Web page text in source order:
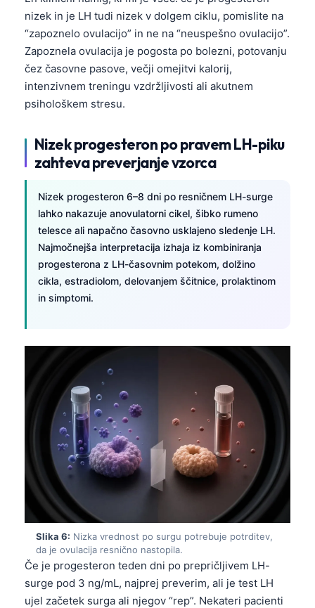
nizek in je LH tudi nizek v dolgem ciklu, pomislite na
“zapoznelo ovulacijo” in ne na “neuspešno ovulacijo”.
Zapoznela ovulacija je pogosta po bolezni, potovanju
čez časovne pasove, večji omejitvi kalorij,
intenzivnem treningu vzdržljivosti ali akutnem
psihološkem stresu.
Nizek progesteron po pravem LH-piku
zahteva preverjanje vzorca
Nizek progesteron 6–8 dni po resničnem LH-surge
lahko nakazuje anovulatorni cikel, šibko rumeno
telesce ali napačno časovno usklajeno sledenje LH.
Najmočnejša interpretacija izhaja iz kombiniranja
progesterona z LH-časovnim potekom, dolžino
cikla, estradiolom, delovanjem ščitnice, prolaktinom
in simptomi.
Slika 6: Nizka vrednost po surgu potrebuje potrditev,
da je ovulacija resnično nastopila.
Če je progesteron teden dni po prepričljivem LH-
surge pod 3 ng/mL, najprej preverim, ali je test LH
ujel začetek surga ali njegov “rep”. Nekateri pacienti
Norsk bokmål